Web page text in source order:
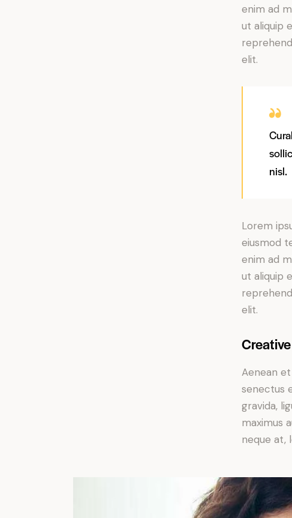
enim ad
ut aliquip
elit.
nisl.
Lorem
eiusmod
enim ad
ut aliquip
elit.
Aenean
senectus
gravida,
maximus
neque at,